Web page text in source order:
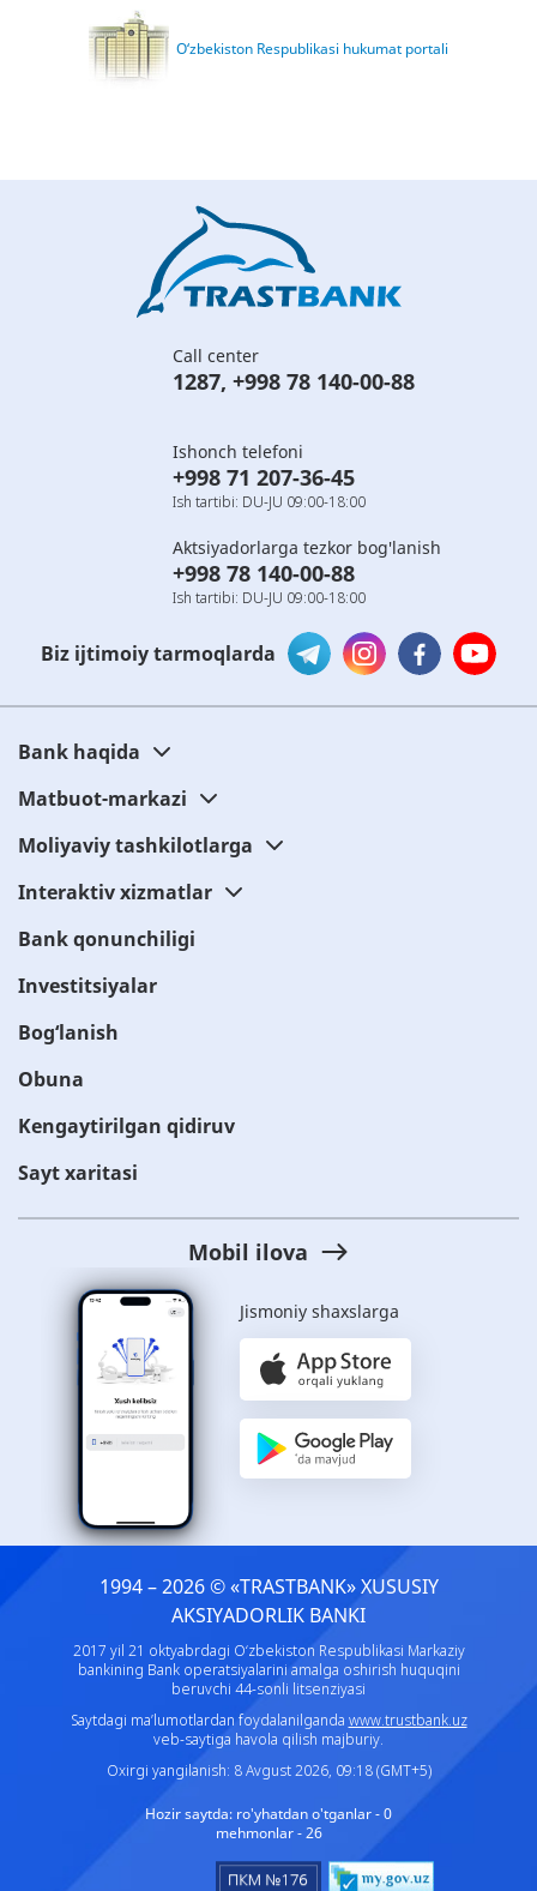
O‘zbekiston Respublikasi hukumat portali
Call center
1287, +998 78 140-00-88
Ishonch telefoni
+998 71 207-36-45
Ish tartibi: DU-JU 09:00-18:00
Aktsiyadorlarga tezkor bog'lanish
+998 78 140-00-88
Ish tartibi: DU-JU 09:00-18:00
Biz ijtimoiy tarmoqlarda
Bank haqida
Matbuot-markazi
Moliyaviy tashkilotlarga
Interaktiv xizmatlar
Bank qonunchiligi
Investitsiyalar
Bog‘lanish
Obuna
Kengaytirilgan qidiruv
Sayt xaritasi
Mobil ilova
Jismoniy shaxslarga
1994 – 2026 © «TRASTBANK» ХUSUSIY
AKSIYADORLIK BANKI
2017 yil 21 oktyabrdagi O‘zbekiston Respublikasi Markaziy
bankining Bank operatsiyalarini amalga oshirish huquqini
beruvchi 44-sonli litsenziyasi
Saytdagi ma’lumotlardan foydalanilganda www.trustbank.uz
veb-saytiga havola qilish majburiy.
Oxirgi yangilanish: 8 Avgust 2026, 09:18 (GMT+5)
Hozir saytda: ro'yhatdan o'tganlar - 0
mehmonlar - 26